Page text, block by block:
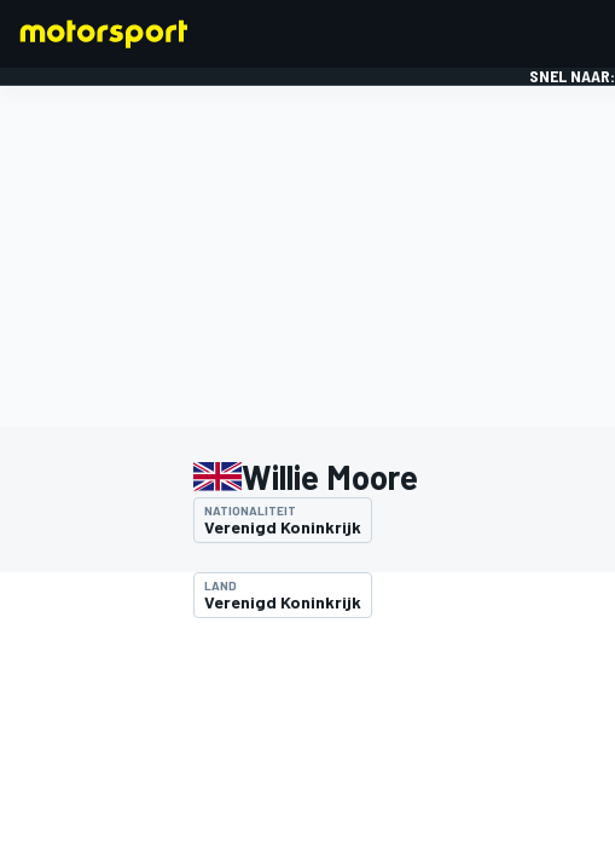
SNEL NAAR:
Willie Moore
NATIONALITEIT
Verenigd Koninkrijk
LAND
Verenigd Koninkrijk